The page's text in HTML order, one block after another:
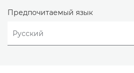
Предпочитаемый язык